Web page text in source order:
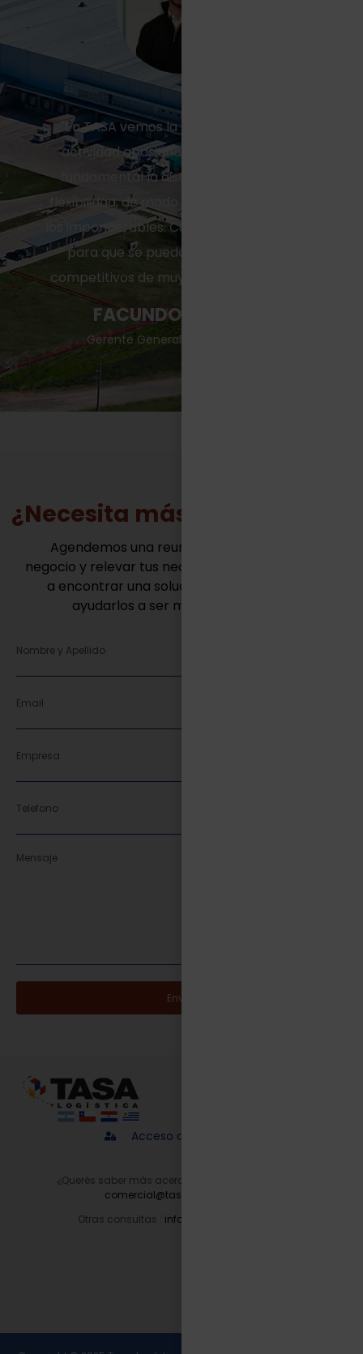
"En TASA vemos la logística como una
actividad apasionante, para la cual es
fundamental la disciplina, el orden y la
flexibilidad, de modo tal de resolver todos
los imponderables. Cumplimos un rol clave
para que se puedan hacer negocios
competitivos de muy variadas industrias.“
FACUNDO CASILLAS
Gerente General - TASA Logística
¿Necesita más información?
Agendemos una reunión para conocer tu
negocio y relevar tus necesidades. Juntos vamos
a encontrar una solución innovadora para
ayudarlos a ser mas competitivos.
Enviar
Acceso a proveedores
¿Querés saber más acerca de nuestros servicios?
comercial@tasalogistica.com
Otras consultas : info@tasalogistica.com